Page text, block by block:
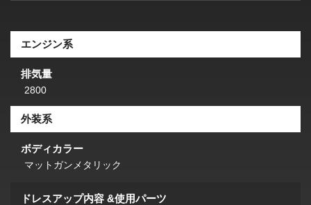
エンジン系
排気量
2800
外装系
ボディカラー
マットガンメタリック
ドレスアップ内容 &使用パーツ